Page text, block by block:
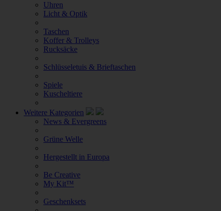
Uhren
Licht & Optik
Taschen
Koffer & Trolleys
Rucksäcke
Schlüsseletuis & Brieftaschen
Spiele
Kuscheltiere
Weitere Kategorien
News & Evergreens
Grüne Welle
Hergestellt in Europa
Be Creative
My Kit™
Geschenksets